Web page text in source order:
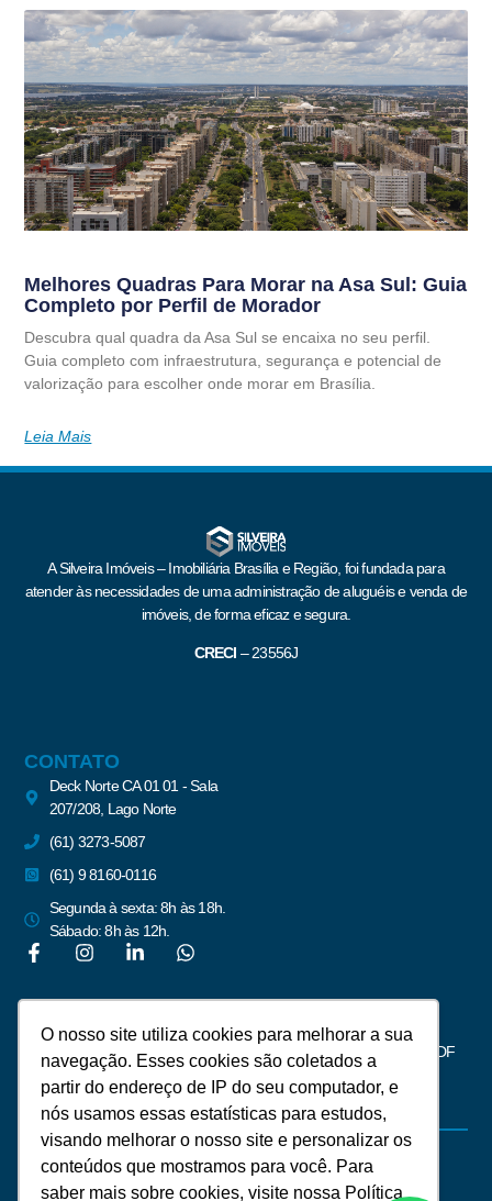
O nosso site utiliza cookies para melhorar a sua
navegação. Esses cookies são coletados a
partir do endereço de IP do seu computador, e
nós usamos essas estatísticas para estudos,
visando melhorar o nosso site e personalizar os
conteúdos que mostramos para você. Para
saber mais sobre cookies, visite nossa Política
Melhores Quadras Para Morar na Asa Sul: Guia
Completo por Perfil de Morador
Descubra qual quadra da Asa Sul se encaixa no seu perfil.
Guia completo com infraestrutura, segurança e potencial de
valorização para escolher onde morar em Brasília.
Leia Mais
A Silveira Imóveis – Imobiliária Brasília e Região, foi fundada para
atender às necessidades de uma administração de aluguéis e venda de
imóveis, de forma eficaz e segura.
CRECI –23556J
CONTATO
Deck Norte CA 01 01 - Sala
207/208, Lago Norte
(61) 3273-5087
(61) 9 8160-0116
Segunda à sexta: 8h às 18h.
Sábado: 8h às 12h.
Newsletter
Assine para receber notícias do mercado imobiliário de Brasília – DF